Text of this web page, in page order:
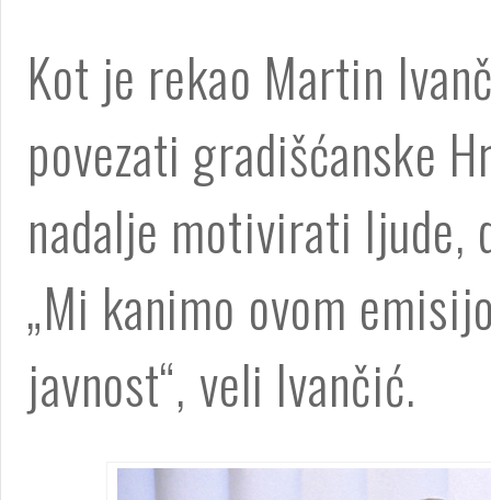
Kot je rekao Martin
povezati gradišćanske
nadalje motivirati ljude,
„Mi kanimo ovom
javnost“, veli Ivančić.